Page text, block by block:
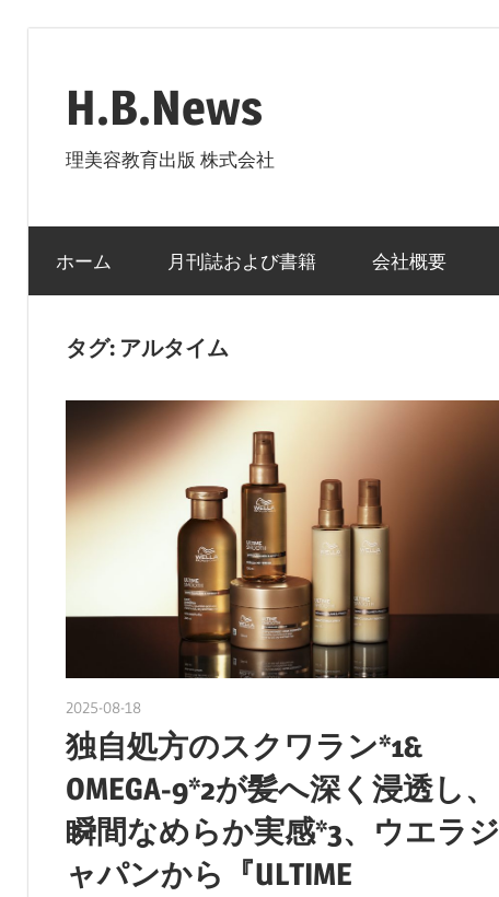
ス
ッ
H.B.News
理美容教育出版 株式会社
ホーム 月刊誌および書籍 会社概要
タグ: アルタイム
2025-08-18nakamura
独自処方のスクワラン*1&
OMEGA-9*2が髪へ深く浸透し、
瞬間なめらか実感*3、ウエラジ
ャパンから『ULTIME